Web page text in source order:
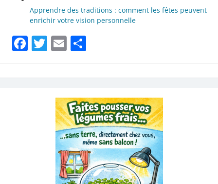
Apprendre des traditions : comment les fêtes peuvent
enrichir votre vision personnelle
Facebook
Twitter
Email